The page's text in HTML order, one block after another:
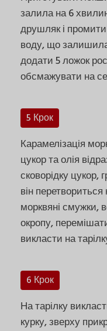
залила на 6
друшляк і
воду, що
додати 5 ложок
обсмажувати на
5 Крок
Карамелізація
цукор та олія
сковорідку цукор,
він
морквяні смужки,
окропу,
викласти на
6 Крок
На тарілку
курку, зверху